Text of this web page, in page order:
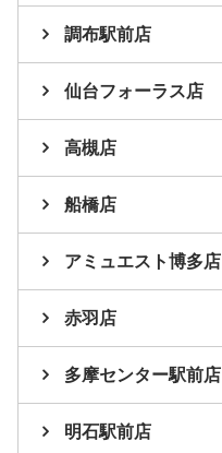
調布駅前店
仙台フォーラス店
高槻店
船橋店
アミュエスト博多店
赤羽店
多摩センター駅前店
明石駅前店